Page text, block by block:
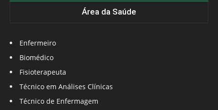
Área da Saúde
Enfermeiro
Biomédico
Fisioterapeuta
Técnico em Análises Clínicas
Técnico de Enfermagem